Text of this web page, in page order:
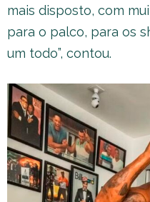
mais disposto, com
para o palco, para os
um todo”, contou.